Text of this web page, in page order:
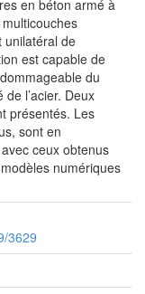
en béton armé à
unilatéral de
est capable de
du
l’acier. Deux
présentés. Les
sont en
ceux obtenus
numériques
3629